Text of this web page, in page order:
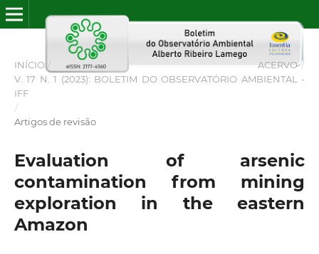
INÍCIO / ACERVO /
V. 17 N. 1 (2023): BOLETIM DO OBSERVATÓRIO AMBIENTAL -
IFF
/
Artigos de revisão
Evaluation of arsenic
contamination from mining
exploration in the eastern
Amazon